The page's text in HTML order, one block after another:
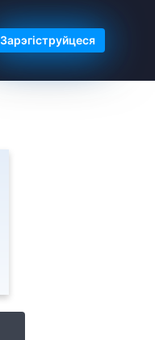
Беларуская
Зарэгіструйцеся